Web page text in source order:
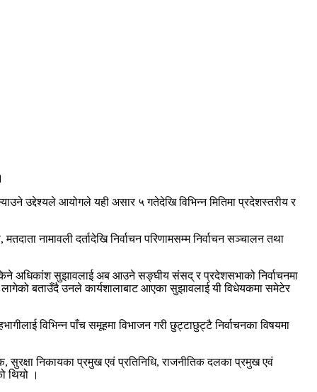
उद्देश्यले आयोगले यही असार ५ गतेदेखि विभिन्न मितिमा प्रदेशस्तरीय र
नामावली दर्तादेखि निर्वाचन परिणामसम्म निर्वाचन सञ्चालन तथा
अधिकांश सुझावलाई अब आउने सङ्घीय संसद् र प्रदेशसभाको निर्वाचनमा
लागेको बताउँदै उनले कार्यशालाबाट आएका सुझावलाई यी विधेयकमा समेटेर
विभिन्न पाँच समूहमा विभाजन गरी छुट्टाछुट्टै निर्वाचनका विषयमा
निकायका प्रमुख एवं प्रतिनिधि, राजनीतिक दलका प्रमुख एवं
थियो ।